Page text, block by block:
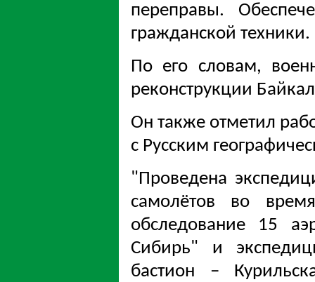
переправы.
гражданской техники.
По его словам,
реконструкции
Он также отметил
с Русским
"Проведена
самолётов во
обследование 15
Сибирь" и
бастион –